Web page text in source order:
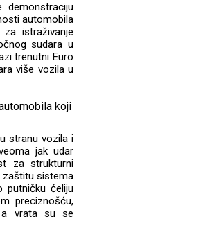
automobila
istraživanje
sudara u
trenutni Euro
više vozila u
stranu vozila i
jak udar
za strukturni
zaštitu sistema
putničku ćeliju
preciznošću,
a vrata su se